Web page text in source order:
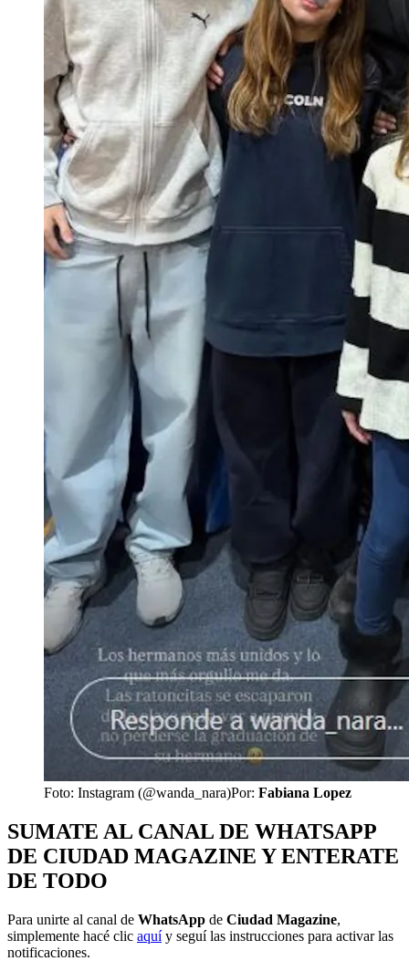
Foto: Instagram (@wanda_nara)Por: Fabiana Lopez
SUMATE AL CANAL DE WHATSAPP
DE CIUDAD MAGAZINE Y ENTERATE
DE TODO
Para unirte al canal de WhatsApp de Ciudad Magazine,
simplemente hacé clic aquíy seguí las instrucciones para activar las
notificaciones.